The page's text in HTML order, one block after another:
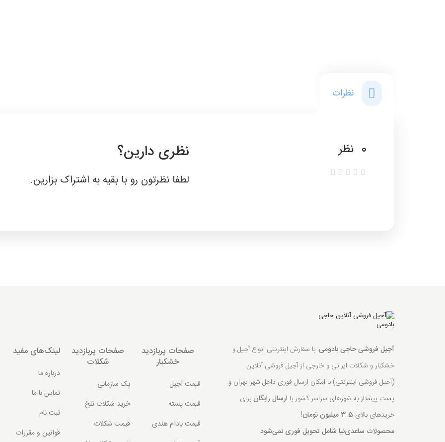
نظرات
0 نظر نظری دارین؟
لطفا نظرتون رو با بقیه به اشتراک بزارین.
آجیل فروشی حاجی بادومی: با سفارش اینترنتی انواع آجیل و
خشکبار و شکلات ایرانی و خارجی از آجیل فروشی آنلاین
(آجیل فروشی اینترنتی) با امکان ارسال فوری داخل شهر تهران و
پست پیشتاز به شهرهای سراسر کشور با ارسال رایگانبرای
خریدهای بالای 3.5 میلیون تومان
!
محصولات ساعدی‌نیا شامل تحویل فوری نمی‌شود
صفحات پربازدید
خشکبار
قیمت آجیل
قیمت پسته
قیمت بادام هندی
صفحات پربازدید
شکلات
پک سازمانی
خرید شکلات تلخ
قیمت شکلات
لینک‌های مفید
درباره ما
تماس با ما
ثبت نام
قوانین و مقررات